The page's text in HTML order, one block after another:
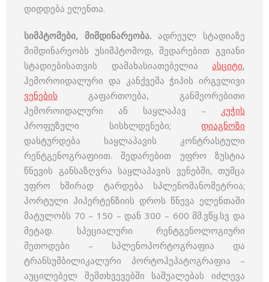
დიდდება ელენთა.
სიმპტომები, მიმდინარეობა. ადრეულ სტადიაზე
მიმდინარეობს უსიმპტომოდ, შედარებით გვიანი
სტადიებისათვის დამახასიათებელია ასციტი,
ჰემოროიდალური და კანქვეშა ჭიპის ირგვლივი
ვენების გაფართოება, განმეორებითი
ჰემოროიდალური ან საყლაპავ – კუჭის
პროფუზული სისხლდენები; დიაგნოზი
დასტურდება საყლაპავის კონტრასტული
რენტგენოგრაფიით. შედარებით უფრო ზუსტია
წნევის განსაზღვრა საყლაპავის ვენებში, თუმცა
უფრო ხშირად ტარდება სპლენომანომეტრია;
პორტული ჰიპერტენზიის დროს წნევა ელენთაში
მატულობს 70 – 150 – დან 300 – 600 მმ.ვწყ.სვ და
მეტად. სპეციალური რენტგენოლოგიური
მეთოდები – სპლენოპორტოგრაფია და
ტრანსუმბილიკალური პორტოჰეპატოგრაფია –
აუცილებელ შემთხვევებში საშუალებას იძლევა